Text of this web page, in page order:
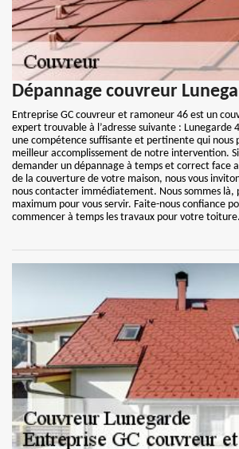
Dépannage couvreur
Entreprise GC couvreur et ramoneur 46 est un
expert trouvable à l’adresse suivante : Lunegarde
une compétence suffisante et pertinente qui
meilleur accomplissement de notre intervention.
demander un dépannage à temps et correct face
de la couverture de votre maison, nous vous
nous contacter immédiatement. Nous sommes là,
maximum pour vous servir. Faite-nous confiance
commencer à temps les travaux pour votre toiture.